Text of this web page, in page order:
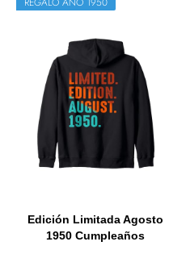
Edición Limitada Agosto
1950 Cumpleaños